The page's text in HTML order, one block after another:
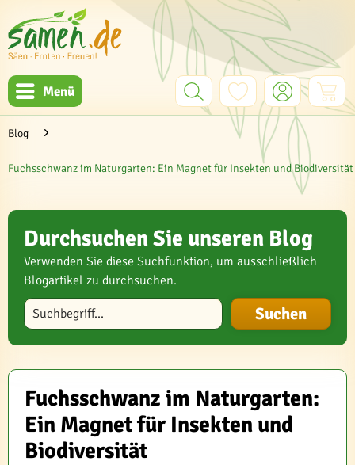
Menü
Blog
Fuchsschwanz im Naturgarten: Ein Magnet für Insekten und Biodiversität
Durchsuchen Sie unseren Blog
Verwenden Sie diese Suchfunktion, um ausschließlich
Blogartikel zu durchsuchen.
Blog durchsuchen
Fuchsschwanz im Naturgarten:
Ein Magnet für Insekten und
Biodiversität